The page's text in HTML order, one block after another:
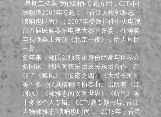
“星期二档案”为他制作专题介绍，CCTV国
际频道2007年专题：《香江人物郭雅志－
唢呐也时尚》；2007年受邀担任中央电视
台首届民族器乐电视大赛的评委，在颁奖
电视晚会上表演《北京一夜》，给人耳目
一新。
多年来，郭氏以独奏家身份经常与世界众
多国家、地区管弦乐团及民乐团合作；首
演了《唤凤》《痕迹之四》《大漠长河》
等许多现代风格唢吶协奏曲。出版有《江
河水》《郭雅志的吹管世界》《听鸟》等
十多张个人专辑。 CCTV曾专题报导: 香江
人物郭雅志“唢吶也时尚”。 2016年，香港